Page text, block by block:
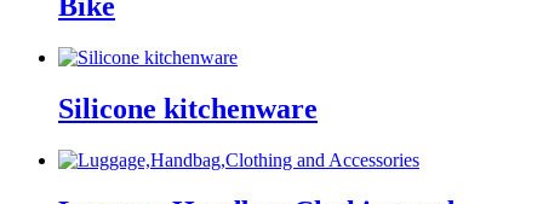
Bike
Silicone kitchenware